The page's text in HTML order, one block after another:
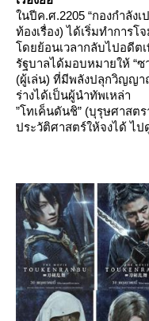
นปีค.ศ.2205 “กองกำลัง
ท้องเรื่อง) ได้เริ่มทำการโ
ดยย้อนเวลากลับไปอดีต
รัฐบาลได้มอบหมายให้ “ซ
(ผู้เล่น) ที่มีพลังปลุกวิญญา
ร่างได้เป็นผู้นำทัพเหล่า
”โทเค็นดันชิ” (บุรุษศาสต
ประวัติศาสตร์ให้จงได้ ไป